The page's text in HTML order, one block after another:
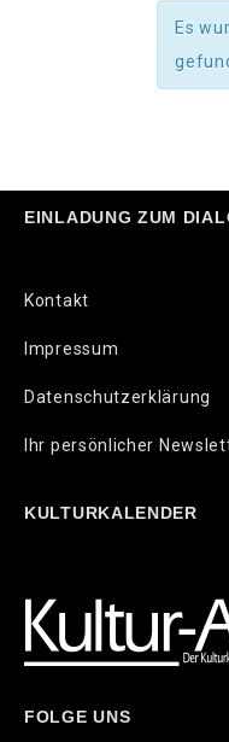
Es
EINLADUNG ZUM
Kontakt
Impressum
Datenschutzerklärung
Ihr persönlicher
KULTURKALENDER
FOLGE UNS